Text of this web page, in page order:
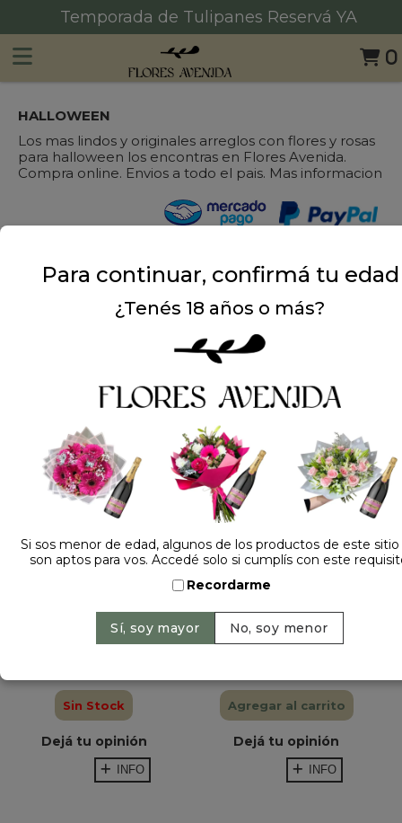
0
Temporada de Tulipanes Reservá YA
HALLOWEEN
Los mas lindos y originales arreglos con flores y rosas
para halloween los encontras en Flores Avenida.
Compra online. Envios a todo el pais. Mas informacion
RAMO DE
Sin opiniones
Sin Stock
Dejá tu opinión
INFO
FLORERO CON
Sin opiniones
Agregar al carrito
Dejá tu opinión
INFO
Para continuar, confirmá tu edad
¿Tenés 18 años o más?
Si sos menor de edad, algunos de los productos de este
son aptos para vos. Accedé solo si cumplís con este
Recordarme